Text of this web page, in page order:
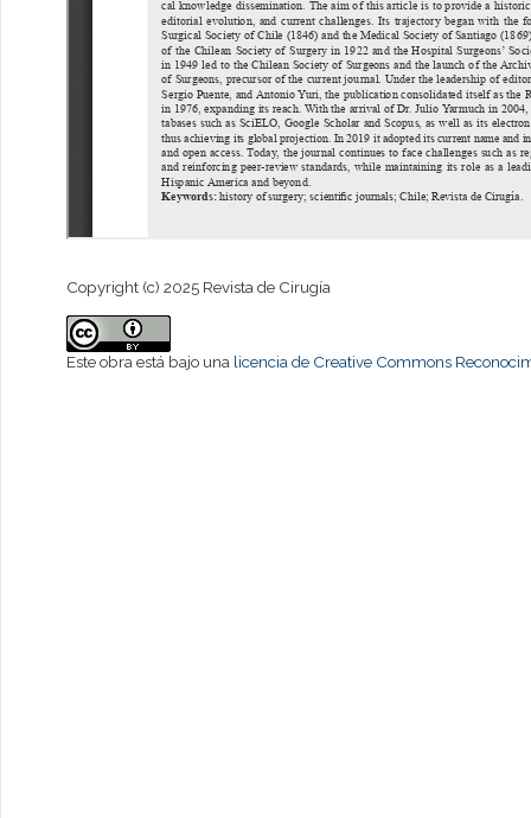
Copyright (c) 2025 Revista de Cirugía
Este obra está bajo una licencia de Creative Commons